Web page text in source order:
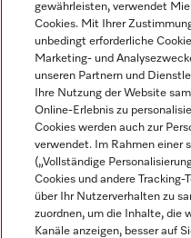
Sprache
DEUTSCH
Miele auf Instagram
Miele auf Youtube
gewährleisten, verwendet
Cookies. Mit Ihrer
unbedingt erforderliche
Marketing- und
unseren Partnern und
Ihre Nutzung der Website
Online-Erlebnis zu
Cookies werden auch zur
verwendet. Im Rahmen einer
(„Vollständige
Cookies und andere
über Ihr Nutzerverhalten zu
zuordnen, um die Inhalte, die
Kanäle anzeigen, besser auf